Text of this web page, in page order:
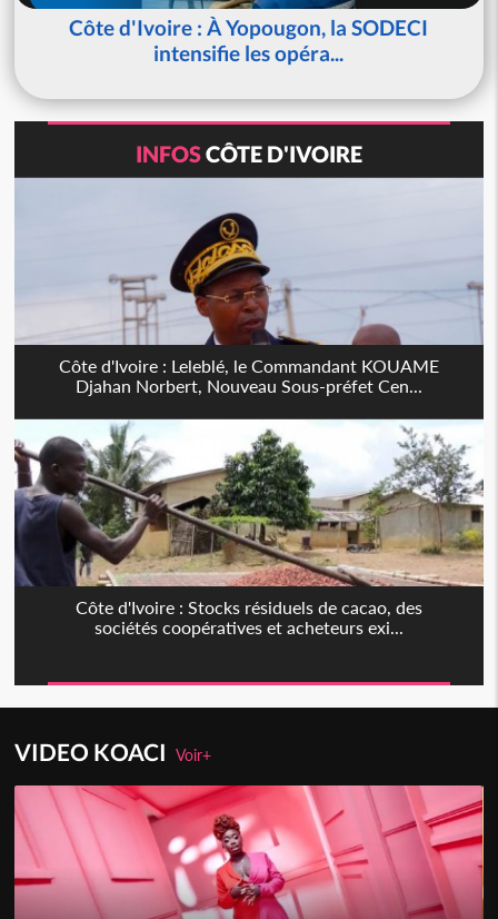
Côte d'Ivoire : À Yopougon, la SODECI
intensifie les opéra...
INFOSCÔTE D'IVOIRE
Côte d'Ivoire : Leleblé, le Commandant KOUAME
Djahan Norbert, Nouveau Sous-préfet Cen...
Côte d'Ivoire : Stocks résiduels de cacao, des
sociétés coopératives et acheteurs exi...
VIDEO KOACIVoir+